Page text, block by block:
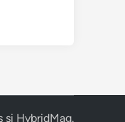
și HybridMag.